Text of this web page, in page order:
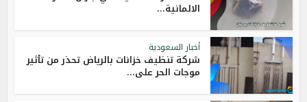
الالمانية...
أخبار السعودية
شركة تنظيف خزانات بالرياض تحذر من تأثير
موجات الحر على...